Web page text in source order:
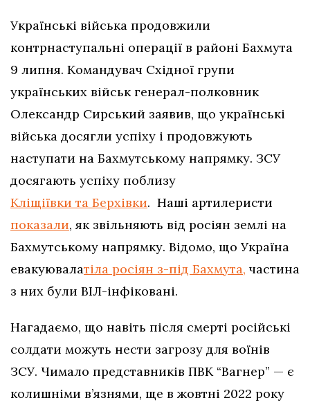
Українські війська продовжили
контрнаступальні операції в районі Бахмута
9 липня. Командувач Східної групи
українських військ генерал-полковник
Олександр Сирський заявив, що українські
війська досягли успіху і продовжують
наступати на Бахмутському напрямку. ЗСУ
досягають успіху поблизу
Кліщіївки та Берхівки. Наші артилеристи
показали, як звільняють від росіян землі на
Бахмутському напрямку. Відомо, що Україна
евакуювалатіла росіян з-під Бахмута, частина
з них були ВІЛ-інфіковані.
Нагадаємо, що навіть після смерті російські
солдати можуть нести загрозу для воїнів
ЗСУ. Чимало представників ПВК “Вагнер” — є
колишніми в’язнями, ще в жовтні 2022 року